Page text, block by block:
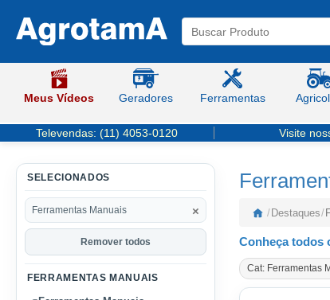
Meus Vídeos Geradores Ferramentas
Televendas: (11) 4053-0120 Visite
SELECIONADOS
Ferramentas Manuais ×
Remover todos
FERRAMENTAS MANUAIS
/Destaques/
Conheça todos
Cat: Ferramentas